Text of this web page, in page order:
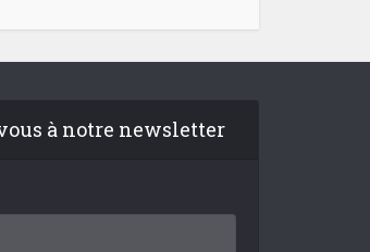
à notre newsletter